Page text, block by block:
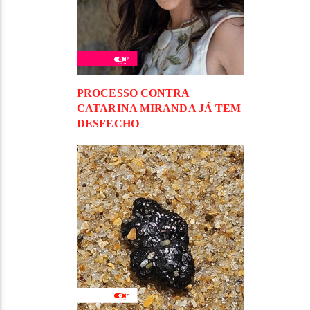
PROCESSO CONTRA
CATARINA MIRANDA JÁ TEM
DESFECHO